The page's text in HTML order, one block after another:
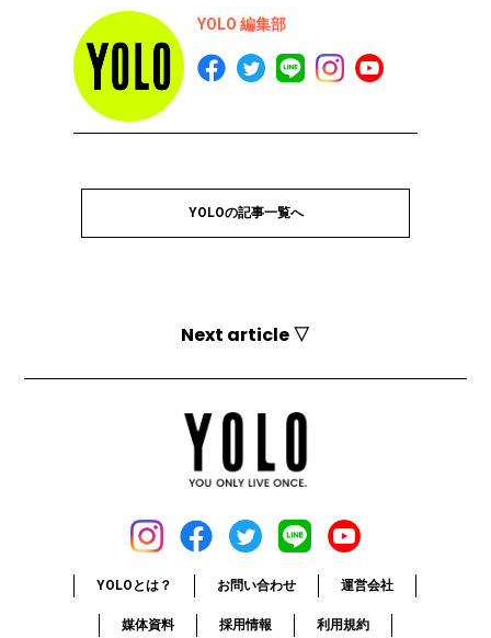
YOLO 編集部
YOLOの記事一覧へ
Next article ▽
YOLOとは？ お問い合わせ 運営会社
媒体資料 採用情報 利用規約